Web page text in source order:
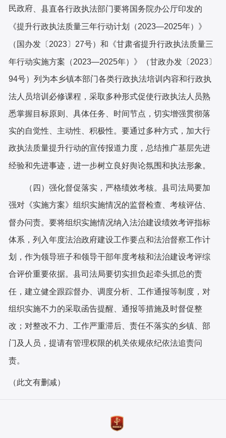
民政府 、县直各行政执法部门要将国务院办公厅印发的
《提升行政执法质量三年行动计划（2023—2025年）》
（国办发〔2023〕27号）和《甘肃省提升行政执法质量三
年行动实施方案（2023—2025年）》（甘政办发〔2023〕
94号）列为本乡镇本部门各类行政执法培训内容和行政执
法人员培训必修课程，采取多种形式促使行政执法人员熟
悉掌握目标原则、具体任务、时间节点，切实增强贯彻落
实的自觉性、主动性、积极性。要通过多种方式，加大行
政执法质量提升行动的宣传报道力度，总结推广基层先进
经验和先进事迹，进一步树立良好舆论氛围和执法形象。
（四）强化督促落实，严格绩效考核。县司法局要加
强对《实施方案》组织实施情况的监督检查、考核评估、
督办问责。要将组织实施情况纳入法治建设绩效考评指标
体系，列入年度法治政府建设工作要点和法治督察工作计
划，作为领导班子和领导干部年度考核和法治建设考评综
合评价重要依据。县司法局要切实担负起牵头抓总的责
任，建立健全跟踪督办、调度分析、工作通报等制度，对
组织实施不力的采取函告提醒、通报等措施及时督促整
改；对整改不力、工作严重滞后、责任不落实的乡镇 、部
门及人员，提请有管理权限的机关依规依纪依法追责问
责。
（此文有删减）